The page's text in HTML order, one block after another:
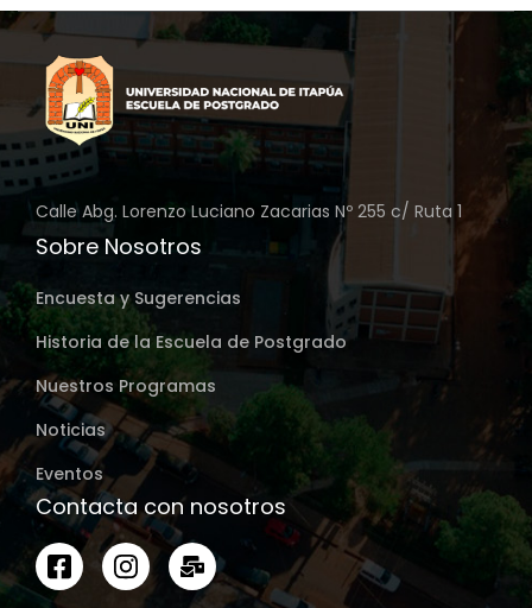
Calle Abg. Lorenzo Luciano Zacarias Nº 255 c/ Ruta 1
Sobre Nosotros
Encuesta y Sugerencias
Historia de la Escuela de Postgrado
Nuestros Programas
Noticias
Eventos
Contacta con nosotros